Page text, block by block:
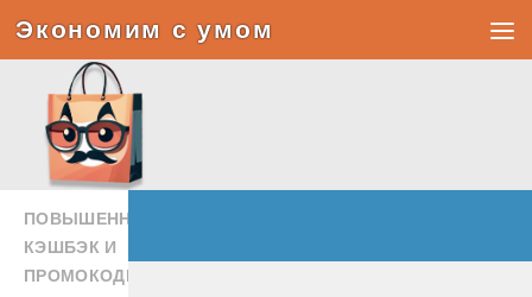
Под записью
Экономим с умом
ПОВЫШЕННЫЙ
КЭШБЭК И
ПРОМОКОДЫ